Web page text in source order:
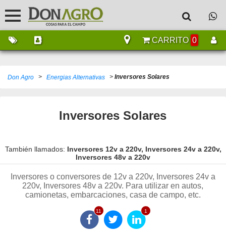
CARRITO 0
Don Agro > Energias Alternativas > Inversores Solares
Inversores Solares
También llamados: Inversores 12v a 220v, Inversores 24v a 220v,
Inversores 48v a 220v
Inversores o conversores de 12v a 220v, Inversores 24v a
220v, Inversores 48v a 220v. Para utilizar en autos,
camionetas, embarcaciones, casa de campo, etc.
11 1